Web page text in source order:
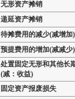
无形资产摊销
递延资产摊销
待摊费用的减少(减增加)
预提费用的增加(减减少)
处置固定无形和其他长
(减：收益)
固定资产报废损失